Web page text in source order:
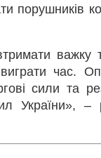
порушників
важку
час.
сили та
України», –